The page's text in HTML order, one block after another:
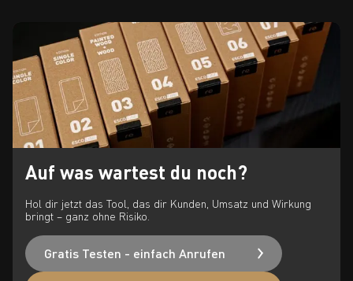
Auf was wartest du noch?
Hol dir jetzt das Tool, das dir Kunden, Umsatz und Wirkung
bringt – ganz ohne Risiko.
Gratis Testen - einfach Anrufen